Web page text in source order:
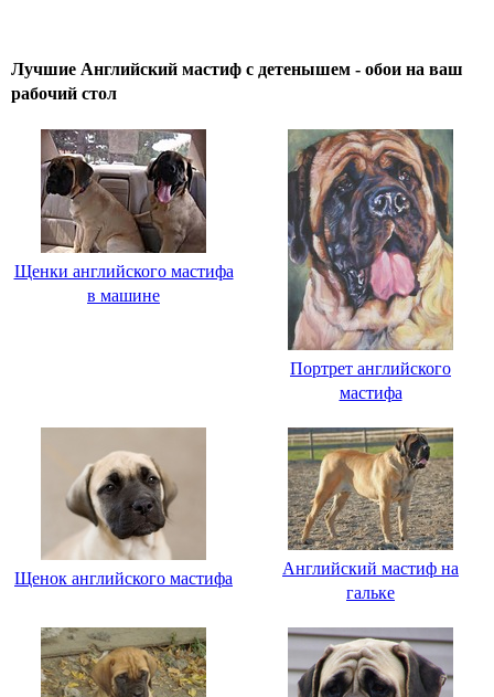
Лучшие Английский мастиф с детенышем - обои на ваш
рабочий стол
Щенки английского мастифа
в машине
Портрет английского
мастифа
Щенок английского мастифа
Английский мастиф на
гальке